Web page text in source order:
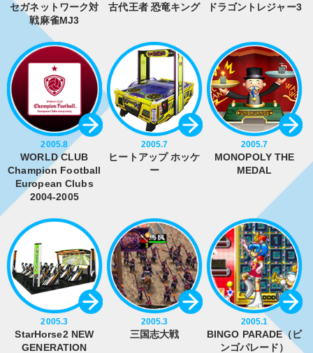
セガネットワーク対
戦麻雀MJ3
古代王者 恐竜キング ドラゴントレジャー3
2005.8
WORLD CLUB
Champion Football
European Clubs
2004-2005
2005.7
ヒートアップ ホッケ
ー
2005.7
MONOPOLY THE
MEDAL
2005.3
StarHorse2 NEW
GENERATION
2005.3
三国志大戦
2005.1
BINGO PARADE（ビ
ンゴパレード）